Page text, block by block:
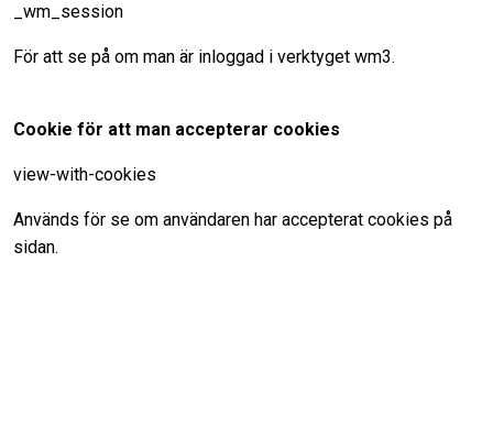
_wm_session
För att se på om man är inloggad i verktyget wm3.
Cookie för att man accepterar cookies
view-with-cookies
Används för se om användaren har accepterat cookies på
sidan.